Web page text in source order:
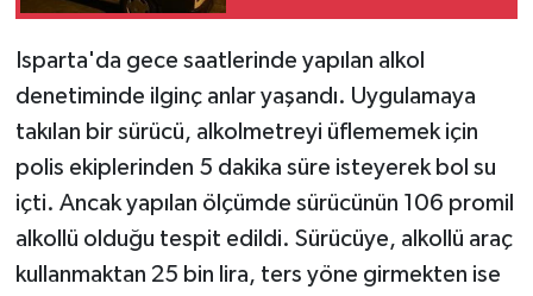
Isparta'da gece saatlerinde yapılan alkol
denetiminde ilginç anlar yaşandı. Uygulamaya
takılan bir sürücü, alkolmetreyi üflememek için
polis ekiplerinden 5 dakika süre isteyerek bol su
içti. Ancak yapılan ölçümde sürücünün 106 promil
alkollü olduğu tespit edildi. Sürücüye, alkollü araç
kullanmaktan 25 bin lira, ters yöne girmekten ise